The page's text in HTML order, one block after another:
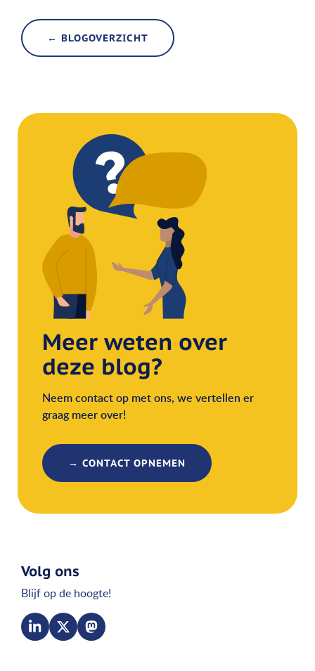
← BLOGOVERZICHT
Meer weten over
deze blog?
Neem contact op met ons, we vertellen er
graag meer over!
→ CONTACT OPNEMEN
Volg ons
Blijf op de hoogte!